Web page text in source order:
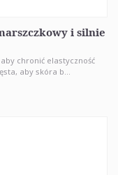
i silnie
chronić elastyczność
aby skóra b...